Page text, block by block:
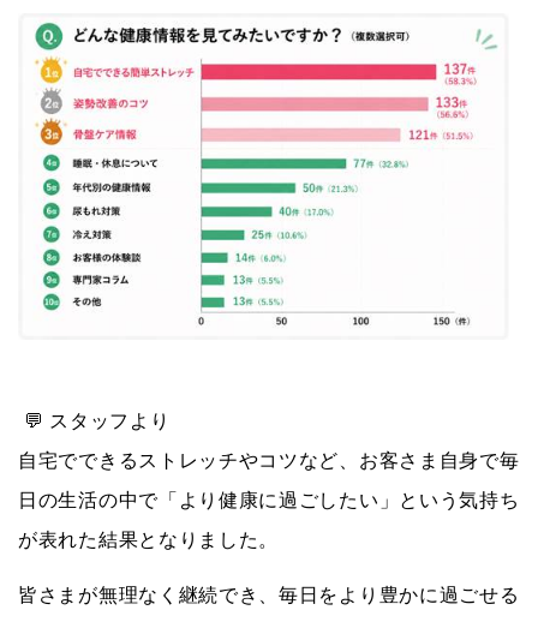
💬 スタッフより
自宅でできるストレッチやコツなど、お客さま自身で毎
日の生活の中で「より健康に過ごしたい」という気持ち
が表れた結果となりました。
皆さまが無理なく継続でき、毎日をより豊かに過ごせる